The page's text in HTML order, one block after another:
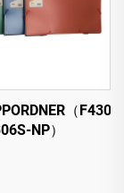
（
NP）